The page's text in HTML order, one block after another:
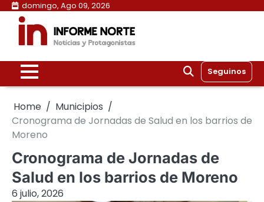
Skip
content
domingo, Ago 09, 2026
Seguinos
Home
Municipios
Cronograma de Jornadas de Salud en los barrios de
Moreno
Cronograma de Jornadas de
Salud en los barrios de Moreno
6 julio, 2026